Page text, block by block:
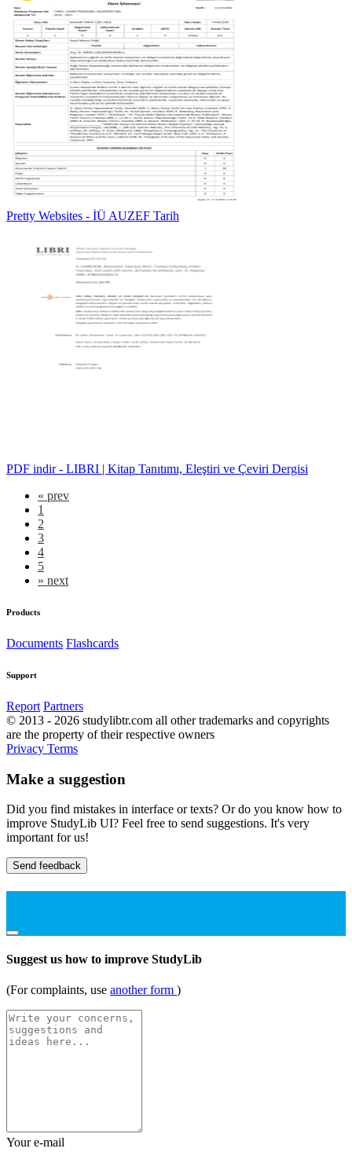
Pretty Websites - İÜ AUZEF Tarih
PDF indir - LIBRI | Kitap Tanıtımı, Eleştiri ve Çeviri Dergisi
« prev
1
2
3
4
5
» next
Products
Documents Flashcards
Support
Report Partners
© 2013 - 2026 studylibtr.com all other trademarks and copyrights
are the property of their respective owners
Privacy Terms
Make a suggestion
Did you find mistakes in interface or texts? Or do you know how to
improve StudyLib UI? Feel free to send suggestions. It's very
important for us!
Send feedback
Suggest us how to improve StudyLib
(For complaints, use another form )
Your e-mail